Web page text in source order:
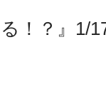
！？』1/